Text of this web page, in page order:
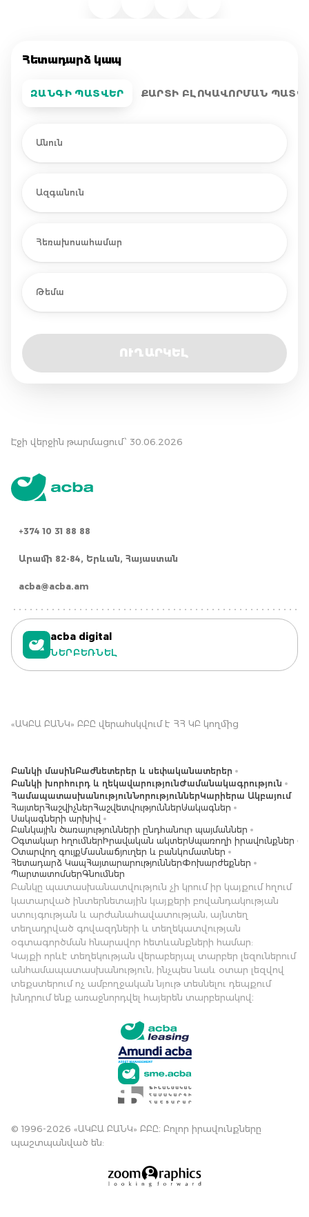
Հետադարձ կապ
ԶԱՆԳԻ ՊԱՏՎԵՐ ՔԱՐՏԻ ԲԼՈԿԱՎՈՐՄԱՆ
Անուն
Ազգանուն
Հեռախոսահամար
Թեմա
ՈՒՂԱՐԿԵԼ
Էջի վերջին թարմացում՝ 30.06.2026
+374 10 31 88 88
Արամի 82-84, Երևան, Հայաստան
acba@acba.am
acba digital
ՆԵՐԲԵՌՆԵԼ
«ԱԿԲԱ ԲԱՆԿ» ԲԲԸ վերահսկվում է ՀՀ ԿԲ կողմից
Բանկի մասինԲաժնետերեր և սեփականատերեր
Բանկի խորհուրդ և ղեկավարությունԺամանակագրություն
ՀամապատասխանությունՆորություններԿարիերա Ակբայում
ՀայտերՀաշվիչներՀաշվետվություններՍակագներ
Սակագների արխիվ
Բանկային ծառայությունների ընդհանուր պայմաններ
Օգտակար հղումներ Իրավական ակտերՍպառողի իրավունքներ
Օտարվող գույքՄասնաճյուղեր և բանկոմատներ
Հետադարձ ԿապՀայտարարություններՓոխարժեքներ
ՊարտատոմսերԳնումներ
Բանկը պատասխանատվություն չի կրում իր կայքում հղում
կատարված ինտերնետային կայքերի բովանդակության
ստույգության և արժանահավատության, այնտեղ
տեղադրված գովազդների և տեղեկատվության
օգտագործման հնարավոր հետևանքների համար:
Կայքի որևէ տեղեկության վերաբերյալ տարբեր լեզուներում
անհամապատասխանություն, ինչպես նաև օտար լեզվով
տեքստերում ոչ ամբողջական նյութ տեսնելու դեպքում
խնդրում ենք առաջնորդվել հայերեն տարբերակով։
© 1996-2026 «ԱԿԲԱ ԲԱՆԿ» ԲԲԸ։ Բոլոր իրավունքները
պաշտպանված են: